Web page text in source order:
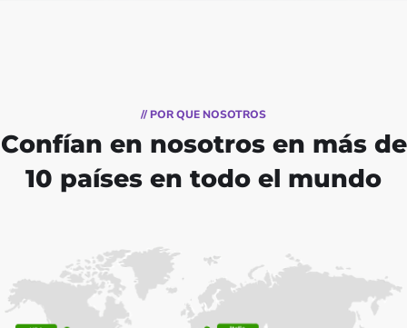
// POR QUE NOSOTROS
Confían en nosotros en más de
10 países en todo el mundo